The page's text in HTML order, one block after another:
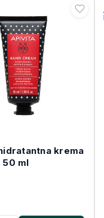
krema
50 ml